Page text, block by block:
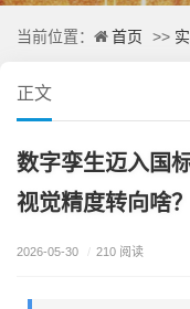
当前位置： 首页 >>
正文
数字孪生迈入国
视觉精度转向啥？
2026-05-30 / 210 阅读